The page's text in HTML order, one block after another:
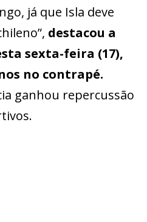
já que Isla deve
destacou a
sexta-feira (17),
no contrapé.
ganhou repercussão